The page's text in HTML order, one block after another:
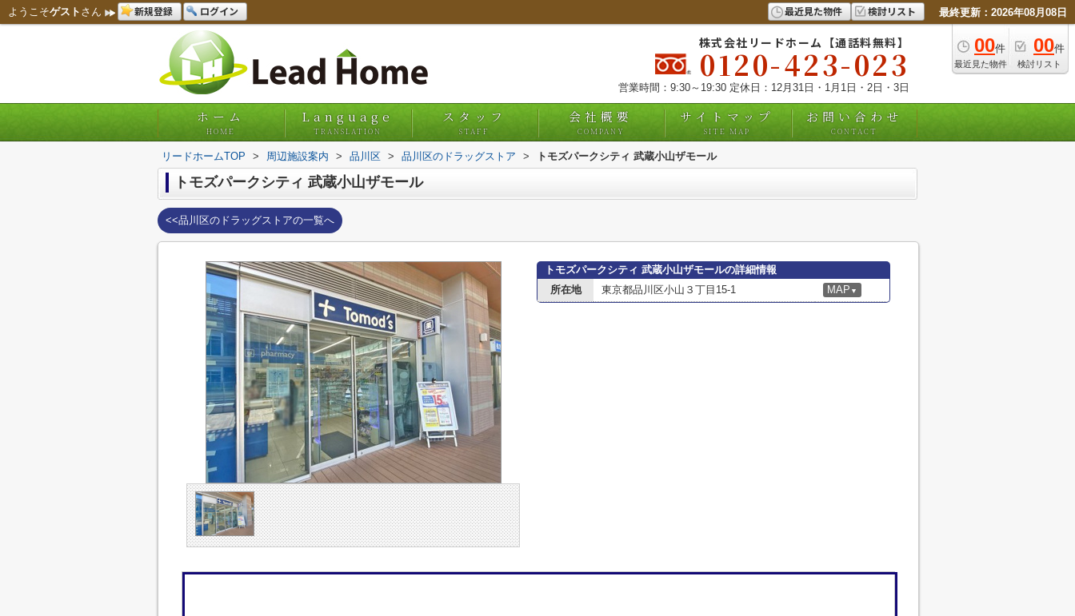
ようこそゲスト さん 新規登録 ログイン 最近見た物件 検討リスト 最終更新：2026年08月08日
00件
最近見た物件
00件
検討リスト
株式会社リードホーム【通話料無料】
0120-423-023
営業時間：9:30～19:30 定休日：12月31日・1月1日・2日・3日
ホーム
HOME
Language
TRANSLATION
スタッフ
STAFF
会社概要
COMPANY
サイトマップ
SITE MAP
お問い合わせ
CONTACT
リードホームTOP > 周辺施設案内 > 品川区 > 品川区のドラッグストア > トモズパークシティ 武蔵小山ザモール
トモズパークシティ 武蔵小山ザモール
<<品川区のドラッグストアの一覧へ
トモズパークシティ 武蔵小山ザモールの詳細情報
所在地
東京都品川区小山３丁目15-1 MAP ▼